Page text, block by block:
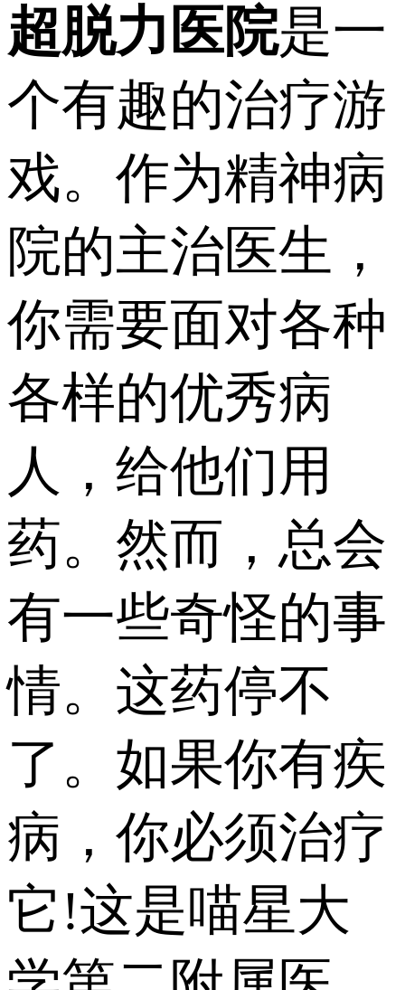
超脱力医院是一
个有趣的治疗游
戏。作为精神病
院的主治医生，
你需要面对各种
各样的优秀病
人，给他们用
药。然而，总会
有一些奇怪的事
情。这药停不
了。如果你有疾
病，你必须治疗
它!这是喵星大